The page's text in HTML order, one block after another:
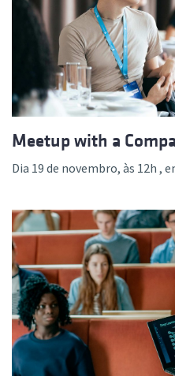
Meetup with a
Dia 19 de novembro, às 12h ,